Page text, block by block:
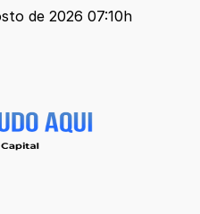
de 2026 07:10h